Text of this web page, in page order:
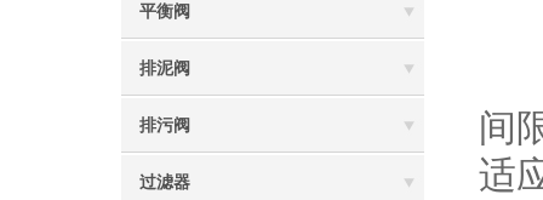
平衡阀
排泥阀
排污阀
过滤器
间
适